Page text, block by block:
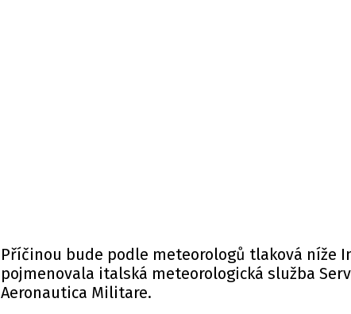
Příčinou bude podle meteorologů tlaková níže
pojmenovala italská meteorologická služba
Aeronautica Militare.